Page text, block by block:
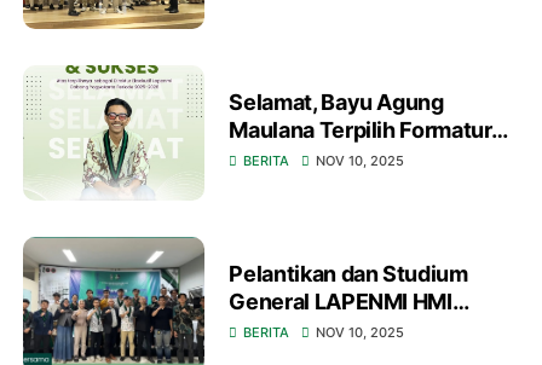
Selamat, Bayu Agung
Maulana Terpilih Formatur
Direktur Eksekutif LAPENMI
BERITA NOV 10, 2025
Pelantikan dan Studium
General LAPENMI HMI
Cabang Bandung: Awali
BERITA NOV 10, 2025